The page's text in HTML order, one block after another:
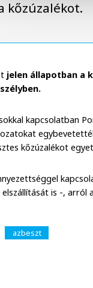
kőzúzalékot.
jelen állapotban a
kapcsolatban
kőzúzalékot
is -,
azbeszt